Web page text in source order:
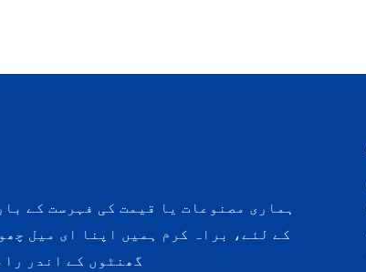
ہماری مصنوعات یا قیمت کی فہرست کے
گھنٹوں کے اندر